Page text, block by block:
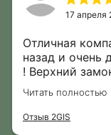
17 апреля
Отличная
назад и очень
! Верхний
вызвали
подрегулировал
не
Читать полностью
Отзыв 2GIS